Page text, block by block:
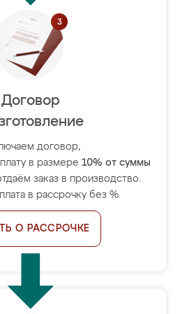
Договор
договор,
в размере 10% от суммы
заказ в производство.
в рассрочку без %.
О РАССРОЧКЕ